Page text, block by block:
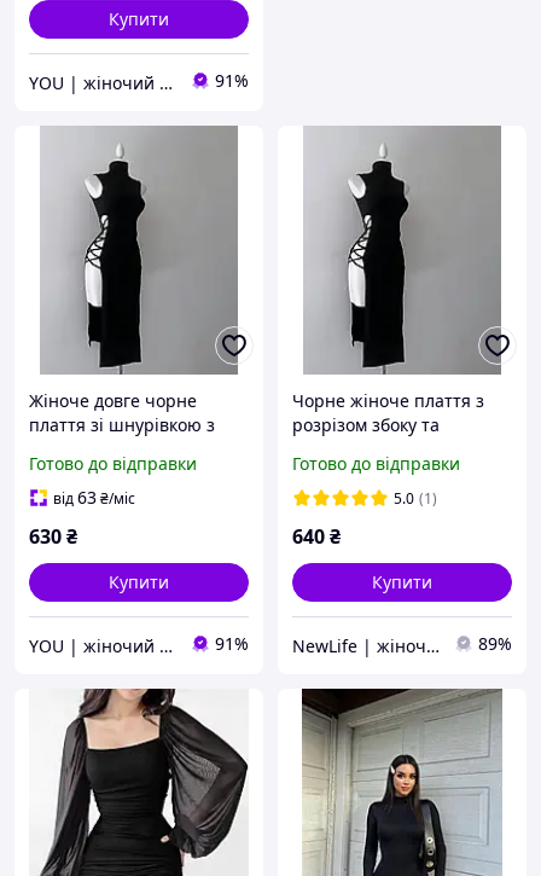
Купити
YOU | жіночий одяг 91%
Жіноче довге чорне
плаття зі шнурівкою з
Готово до відправки
від63₴/міс
630₴
Купити
YOU | жіночий одяг 91%
Чорне жіноче плаття з
розрізом збоку та
розміри)
Готово до відправки
5.0 (1)
640₴
Купити
NewLife | жіночий одяг 89%